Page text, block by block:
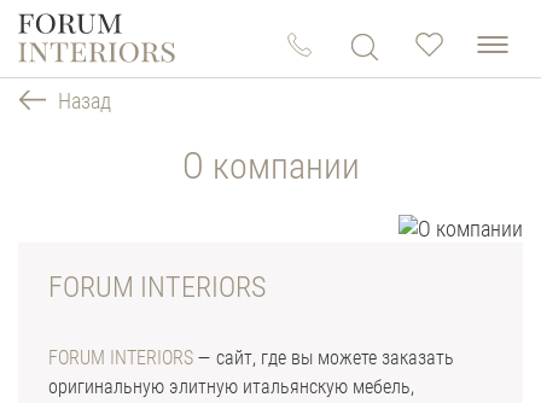
Назад
О компании
FORUM INTERIORS
FORUM INTERIORS — сайт, где вы можете заказать
оригинальную элитную итальянскую мебель,